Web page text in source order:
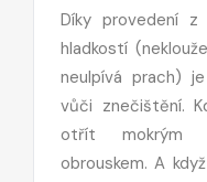
Díky provedení z
hladkostí
neulpívá prach)
vůči znečištění.
otřít mokrým
obrouskem. A